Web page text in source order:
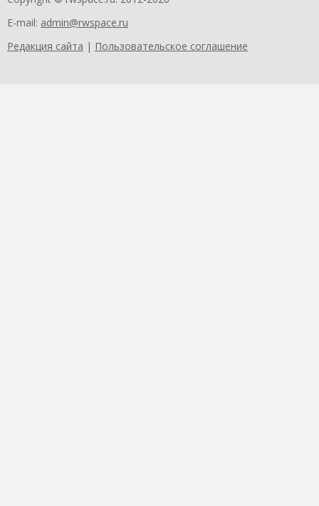
E-mail: admin@rwspace.ru
Редакция сайта | Пользовательское соглашение